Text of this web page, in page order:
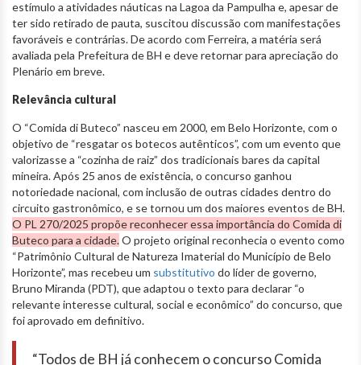
estímulo a atividades náuticas na Lagoa da Pampulha e, apesar de
ter sido retirado de pauta, suscitou discussão com manifestações
favoráveis e contrárias. De acordo com Ferreira, a matéria será
avaliada pela Prefeitura de BH e deve retornar para apreciação do
Plenário em breve.
Relevância cultural
O “Comida di Buteco” nasceu em 2000, em Belo Horizonte, com o
objetivo de “resgatar os botecos autênticos”, com um evento que
valorizasse a “cozinha de raiz” dos tradicionais bares da capital
mineira. Após 25 anos de existência, o concurso ganhou
notoriedade nacional, com inclusão de outras cidades dentro do
circuito gastronômico, e se tornou um dos maiores eventos de BH.
O PL 270/2025 propõe reconhecer essa importância do Comida di
Buteco para a cidade.O projeto original reconhecia o evento como
“Patrimônio Cultural de Natureza Imaterial do Município de Belo
Horizonte”, mas recebeu um substitutivo do líder de governo,
Bruno Miranda (PDT), que adaptou o texto para declarar “o
relevante interesse cultural, social e econômico” do concurso, que
foi aprovado em definitivo.
“Todos de BH já conhecem o concurso Comida